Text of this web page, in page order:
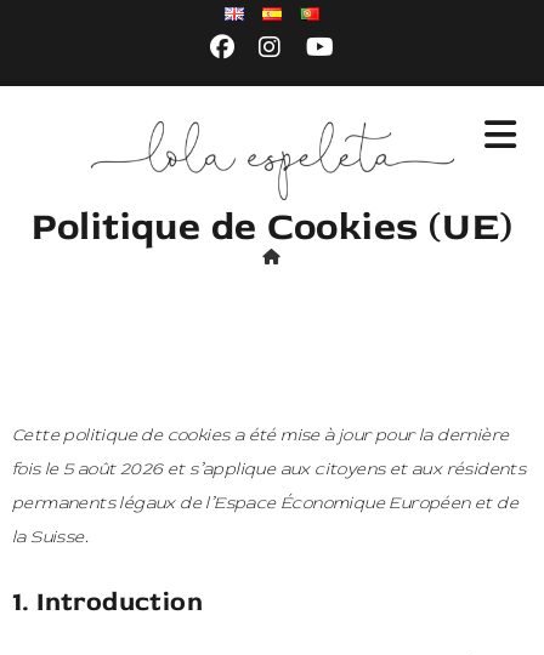
Politique de Cookies (UE)
Cette politique de cookies a été mise à jour pour la dernière
fois le 5 août 2026 et s’applique aux citoyens et aux résidents
permanents légaux de l’Espace Économique Européen et de
la Suisse.
1. Introduction